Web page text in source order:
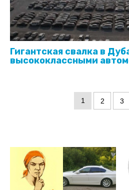
Гигантская свалка в
высококлассными
1 2 3